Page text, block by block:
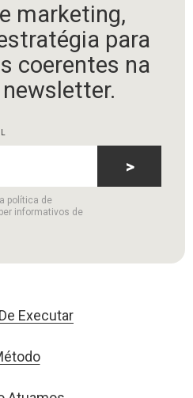
marketing,
para
coerentes na
política de
informativos de
>
Executar